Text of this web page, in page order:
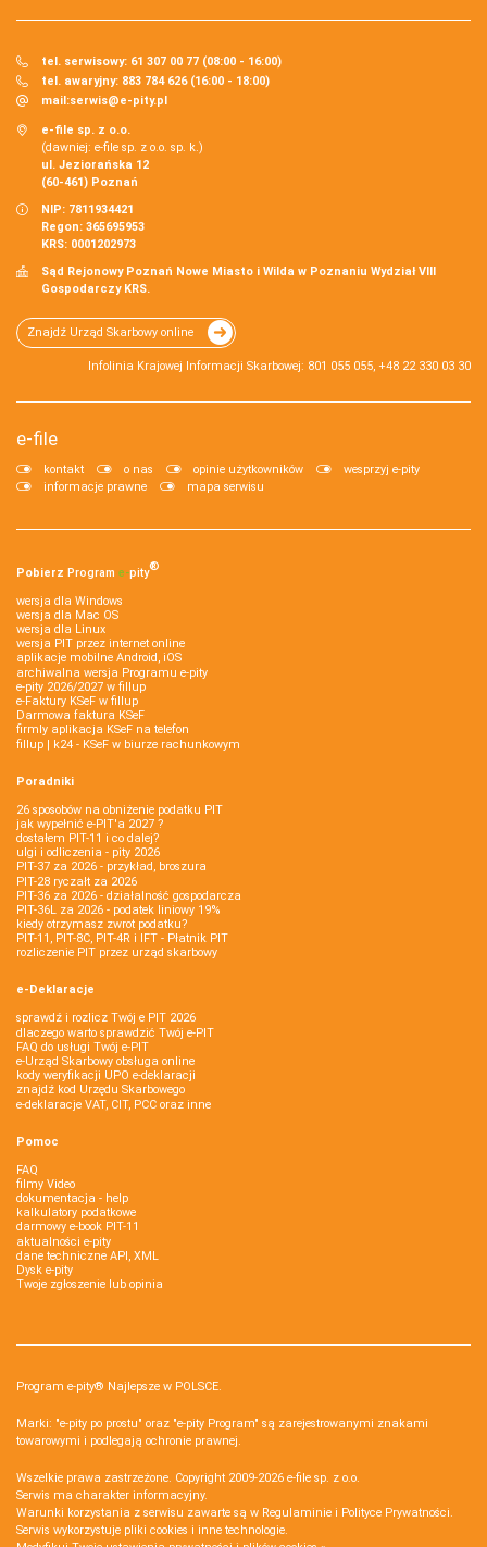
tel. serwisowy: 61 307 00 77 (08:00 - 16:00)
tel. awaryjny: 883 784 626 (16:00 - 18:00)
mail:serwis@e-pity.pl
e-file sp. z o.o.
(dawniej: e-file sp. z o.o. sp. k.)
ul. Jeziorańska 12
(60-461) Poznań
NIP: 7811934421
Regon: 365695953
KRS: 0001202973
Sąd Rejonowy Poznań Nowe Miasto i Wilda w Poznaniu Wydział VIII
Gospodarczy KRS.
Znajdź Urząd Skarbowy online
Infolinia Krajowej Informacji Skarbowej: 801 055 055, +48 22 330 03 30
e-file
kontakt o nas opinie użytkowników
wesprzyj e-pity
informacje prawne
mapa serwisu
Pobierz Program e‑pity®
wersja dla Windows
wersja dla Mac OS
wersja dla Linux
wersja PIT przez internet online
aplikacje mobilne Android, iOS
archiwalna wersja Programu e-pity
e-pity 2026/2027 w fillup
e‑Faktury KSeF w fillup
Darmowa faktura KSeF
firmly aplikacja KSeF na telefon
fillup | k24 - KSeF w biurze rachunkowym
Poradniki
26 sposobów na obniżenie podatku PIT
jak wypełnić e-PIT'a 2027 ?
dostałem PIT-11 i co dalej?
ulgi i odliczenia - pity 2026
PIT-37 za 2026 - przykład, broszura
PIT-28 ryczałt za 2026
PIT-36 za 2026 - działalność gospodarcza
PIT-36L za 2026 - podatek liniowy 19%
kiedy otrzymasz zwrot podatku?
PIT-11, PIT-8C, PIT-4R i IFT - Płatnik PIT
rozliczenie PIT przez urząd skarbowy
e-Deklaracje
sprawdź i rozlicz Twój e PIT 2026
dlaczego warto sprawdzić Twój e-PIT
FAQ do usługi Twój e-PIT
e-Urząd Skarbowy obsługa online
kody weryfikacji UPO e-deklaracji
znajdź kod Urzędu Skarbowego
e-deklaracje VAT, CIT, PCC oraz inne
Pomoc
FAQ
filmy Video
dokumentacja - help
kalkulatory podatkowe
darmowy e-book PIT-11
aktualności e-pity
dane techniczne API, XML
Dysk e-pity
Twoje zgłoszenie lub opinia
Program e-pity® Najlepsze w POLSCE.
Marki: "e-pity po prostu" oraz "e-pity Program" są zarejestrowanymi znakami
towarowymi i podlegają ochronie prawnej.
Wszelkie prawa zastrzeżone. Copyright 2009-2026 e-file sp. z o.o.
Serwis ma charakter informacyjny.
Warunki korzystania z serwisu zawarte są w Regulaminie i Polityce Prywatności.
Serwis wykorzystuje pliki cookies i inne technologie.